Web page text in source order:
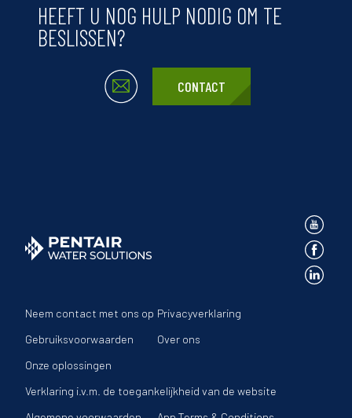
HEEFT U NOG HULP NODIG OM TE
BESLISSEN?
CONTACT
Neem contact met ons op Privacyverklaring
Gebruiksvoorwaarden
Over ons
Onze oplossingen
Verklaring i.v.m. de toegankelijkheid van de website